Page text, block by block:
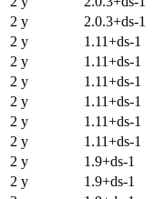
2 y
2.0.3+ds-1
2 y
1.11+ds-1
2 y
1.11+ds-1
2 y
1.11+ds-1
2 y
1.11+ds-1
2 y
1.11+ds-1
2 y
1.11+ds-1
2 y
1.9+ds-1
2 y
1.9+ds-1